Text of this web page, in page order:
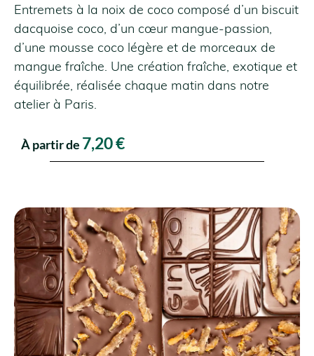
Entremets à la noix de coco composé d’un biscuit
dacquoise coco, d’un cœur mangue-passion,
d’une mousse coco légère et de morceaux de
mangue fraîche. Une création fraîche, exotique et
équilibrée, réalisée chaque matin dans notre
atelier à Paris.
À partir de 7,20€